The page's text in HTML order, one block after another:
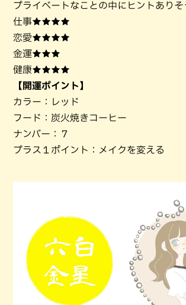
プライベートなことの中にヒントありそ
仕事★★★★
恋愛★★★★
金運★★★
健康★★★★
【開運ポイント】
カラー：レッド
フード：炭火焼きコーヒー
ナンバー：７
プラス１ポイント：メイクを変える